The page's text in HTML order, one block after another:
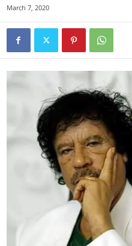
March 7, 2020